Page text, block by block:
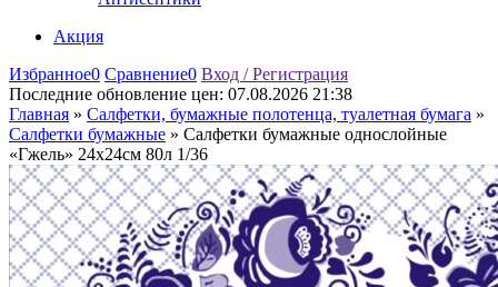
Акция
Избранное0 Сравнение0 Вход / Регистрация
Последние обновление цен: 07.08.2026 21:38
Главная » Салфетки, бумажные полотенца, туалетная бумага »
Салфетки бумажные » Салфетки бумажные однослойные
«Гжель» 24х24см 80л 1/36